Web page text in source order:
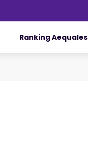
Ranking Aequales